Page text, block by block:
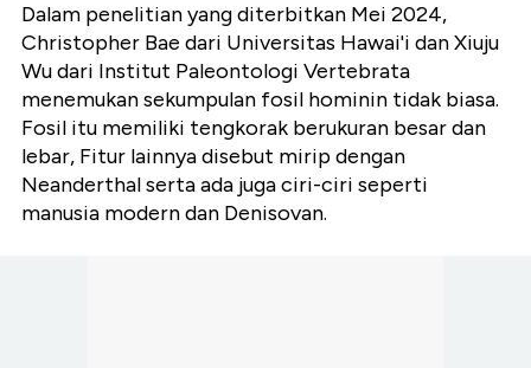
Dalam penelitian yang diterbitkan Mei 2024,
Christopher Bae dari Universitas Hawai'i dan Xiuju
Wu dari Institut Paleontologi Vertebrata
menemukan sekumpulan fosil hominin tidak biasa.
Fosil itu memiliki tengkorak berukuran besar dan
lebar, Fitur lainnya disebut mirip dengan
Neanderthal serta ada juga ciri-ciri seperti
manusia modern dan Denisovan.